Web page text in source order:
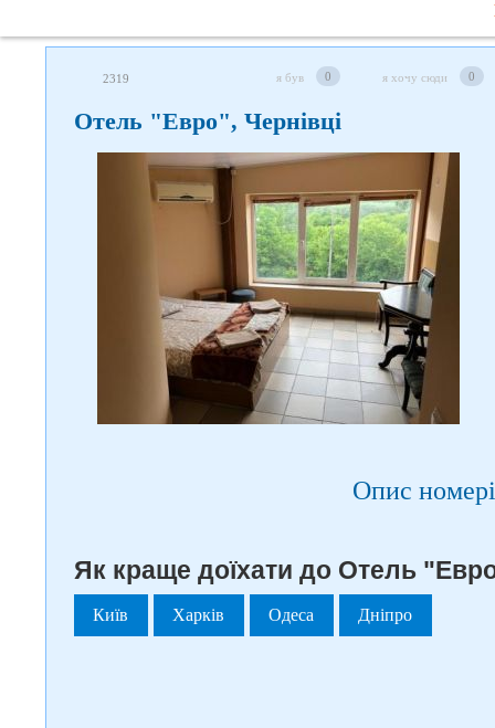
2319 я був 0 я хочу сюди 0
Отель "Евро", Чернівці
Опис
Як краще доїхати до Отель
Київ Харків Одеса Дніпро
соцмережах